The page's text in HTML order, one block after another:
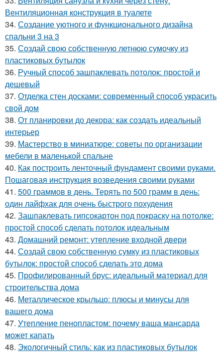
Вентиляционная конструкция в туалете
34. Создание уютного и функционального дизайна
спальни 3 на 3
35. Создай свою собственную летнюю сумочку из
пластиковых бутылок
36. Ручный способ зашпаклевать потолок: простой и
дешевый
37. Отделка стен досками: современный способ украсить
свой дом
38. От планировки до декора: как создать идеальный
интерьер
39. Мастерство в миниатюре: советы по организации
мебели в маленькой спальне
40. Как построить ленточный фундамент своими руками.
Пошаговая инструкция возведения своими руками
41. 500 граммов в день. Терять по 500 грамм в день:
один лайфхак для очень быстрого похудения
42. Зашпаклевать гипсокартон под покраску на потолке:
простой способ сделать потолок идеальным
43. Домашний ремонт: утепление входной двери
44. Создай свою собственную сумку из пластиковых
бутылок: простой способ сделать это дома
45. Профилированный брус: идеальный материал для
строительства дома
46. Металлическое крыльцо: плюсы и минусы для
вашего дома
47. Утепление пенопластом: почему ваша мансарда
может капать
48. Экологичный стиль: как из пластиковых бутылок